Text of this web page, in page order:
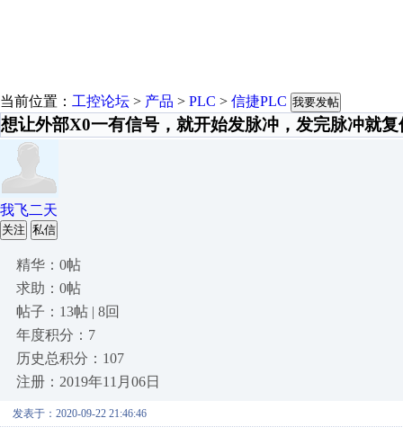
当前位置： 工控论坛 > 产品 > PLC > 信捷PLC 我要发帖
想让外部X0一有信号，就开始发脉冲，发完脉冲就复
我飞二天
关注 私信
精华：0帖
求助：0帖
帖子：13帖 | 8回
年度积分：7
历史总积分：107
注册：2019年11月06日
发表于：2020-09-22 21:46:46